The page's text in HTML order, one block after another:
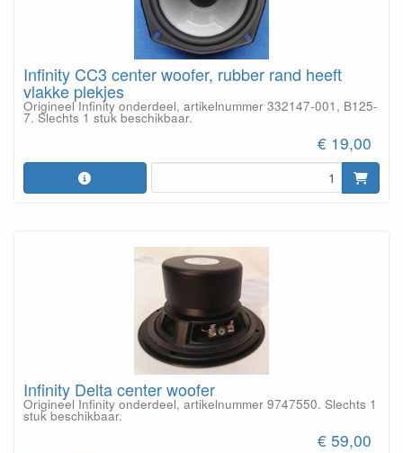
Infinity CC3 center woofer, rubber rand heeft
vlakke plekjes
Origineel Infinity onderdeel, artikelnummer 332147-001, B125-
7. Slechts 1 stuk beschikbaar.
€ 19,00
Infinity Delta center woofer
Origineel Infinity onderdeel, artikelnummer 9747550. Slechts 1
stuk beschikbaar.
€ 59,00